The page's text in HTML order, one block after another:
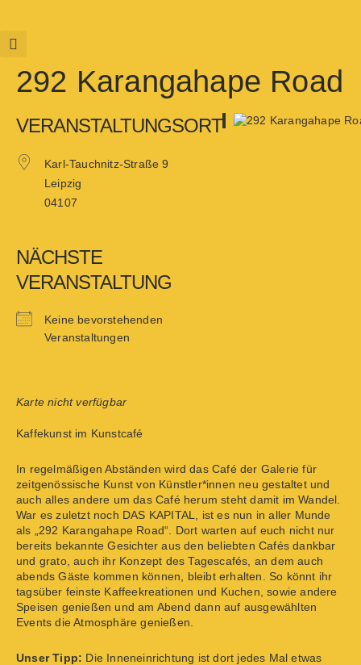
292 Karangahape Road
VERANSTALTUNGSORT
Karl-Tauchnitz-Straße 9
Leipzig
04107
NÄCHSTE
VERANSTALTUNG
Keine bevorstehenden
Veranstaltungen
Karte nicht verfügbar
Kaffekunst im Kunstcafé
In regelmäßigen Abständen wird das Café der Galerie für
zeitgenössische Kunst von Künstler*innen neu gestaltet und
auch alles andere um das Café herum steht damit im Wandel.
War es zuletzt noch DAS KAPITAL, ist es nun in aller Munde
als „292 Karangahape Road“. Dort warten auf euch nicht nur
bereits bekannte Gesichter aus den beliebten Cafés dankbar
und grato, auch ihr Konzept des Tagescafés, an dem auch
abends Gäste kommen können, bleibt erhalten. So könnt ihr
tagsüber feinste Kaffeekreationen und Kuchen, sowie andere
Speisen genießen und am Abend dann auf ausgewählten
Events die Atmosphäre genießen.
Unser Tipp: Die Inneneinrichtung ist dort jedes Mal etwas